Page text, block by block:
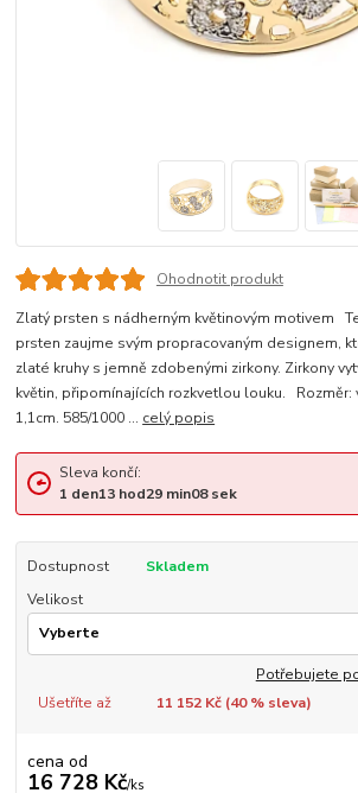
Ohodnotit produkt
Zlatý prsten s nádherným květinovým motivem
prsten zaujme svým propracovaným designem,
zlaté kruhy s jemně zdobenými zirkony. Zirkony
květin, připomínajících rozkvetlou louku. Rozměr:
1,1cm. 585/1000 ... celý popis
Sleva končí:
1 den13hod29min07sek
Dostupnost
Skladem
Velikost
Potřebujete
Ušetříte až
11 152 Kč (40% sleva)
cena od
16 728 Kč/ks